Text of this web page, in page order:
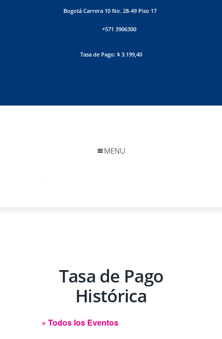
Bogotá Carrera 10 No. 28-49 Piso 17
+571 3906300
Tasa de Pago: $ 3.199,40
MENU
Tasa de Pago
Histórica
« Todos los Eventos